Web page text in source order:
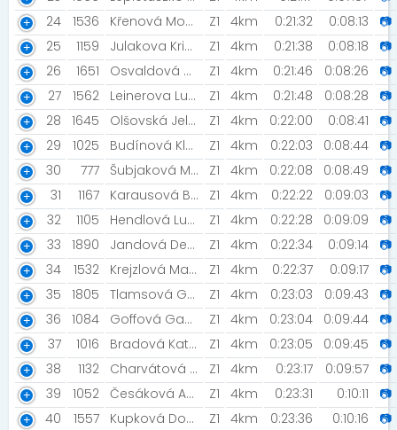
24
1536 Křenová Monika [NIGHT RUN TEAM / MIZUNO TEAM] Z1 4km 0:21:32 0:08:13
📷
25
1159 Julakova Kristyna Z1 4km 0:21:38 0:08:18
📷
26
1651 Osvaldová Natália Z1 4km 0:21:46 0:08:26
📷
27
1562 Leinerova Lucie Z1 4km 0:21:48 0:08:28
📷
28
1645 Olšovská Jelínková Lucie [Báječné ženy v běhu] Z1 4km 0:22:00 0:08:41
📷
29
1025 Budínová Klára Z1 4km 0:22:03 0:08:44
📷
30
777 Šubjaková Mária Z1 4km 0:22:08 0:08:49
📷
31
1167 Karausová Barbora Z1 4km 0:22:22 0:09:03
📷
32
1105 Hendlová Lucie [Běžec+] Z1 4km 0:22:28 0:09:09
📷
33
1890 Jandová Denisa [Šneci v běhu] Z1 4km 0:22:34 0:09:14
📷
34
1532 Krejzlová Markéta Z1 4km 0:22:37 0:09:17
📷
35
1805 Tlamsová Gabriela Z1 4km 0:23:03 0:09:43
📷
36
1084 Goffová Gabriela Z1 4km 0:23:04 0:09:44
📷
37
1016 Bradová Kateřina Z1 4km 0:23:05 0:09:45
📷
38
1132 Charvátová Michaela Z1 4km 0:23:17 0:09:57
📷
39
1052 Česáková Anna Z1 4km 0:23:31 0:10:11
📷
40
1557 Kupková Dominika Z1 4km 0:23:36 0:10:16
📷